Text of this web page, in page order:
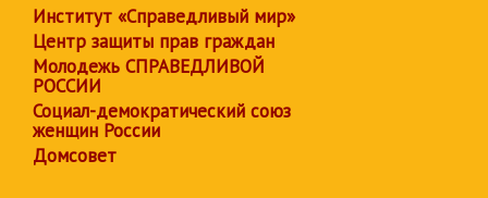
Институт «Справедливый мир»
Центр защиты прав граждан
Молодежь СПРАВЕДЛИВОЙ
РОССИИ
Социал-демократический союз
женщин России
Домсовет